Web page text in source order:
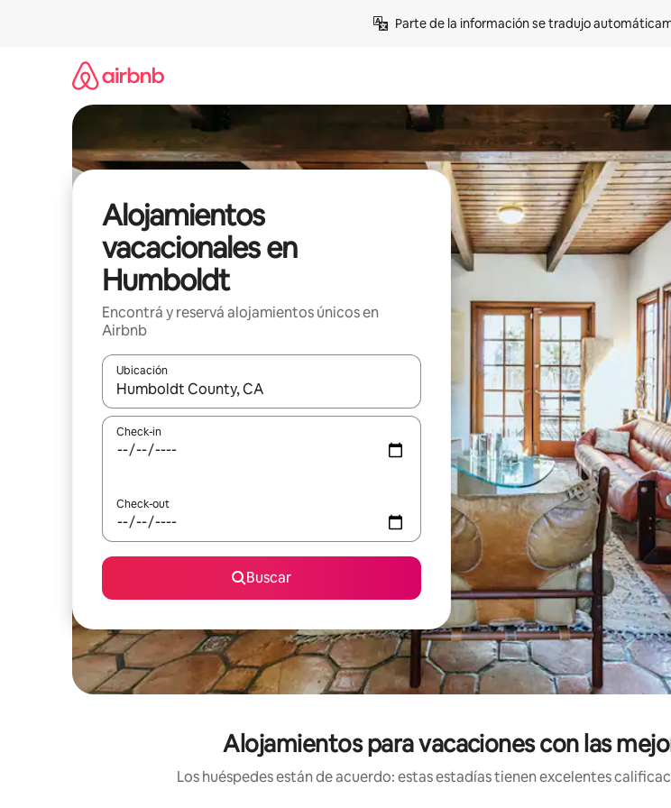
Parte de la información se tradujo
Alojamientos
vacacionales en
Humboldt
Encontrá y reservá alojamientos únicos en
Airbnb
Ubicación
Cuando los resultados estén disponibles, navegá con las teclas de flecha hacia arriba y hacia
Check-in
Check-out
Buscar
Alojamientos para vacaciones con las
Los huéspedes están de acuerdo: estas estadías tienen excelentes